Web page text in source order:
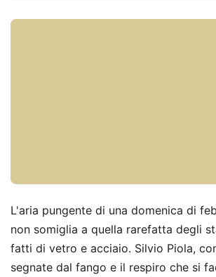
L'aria pungente di una domenica di
non somiglia a quella rarefatta degli
fatti di vetro e acciaio. Silvio Piola,
segnate dal fango e il respiro che si